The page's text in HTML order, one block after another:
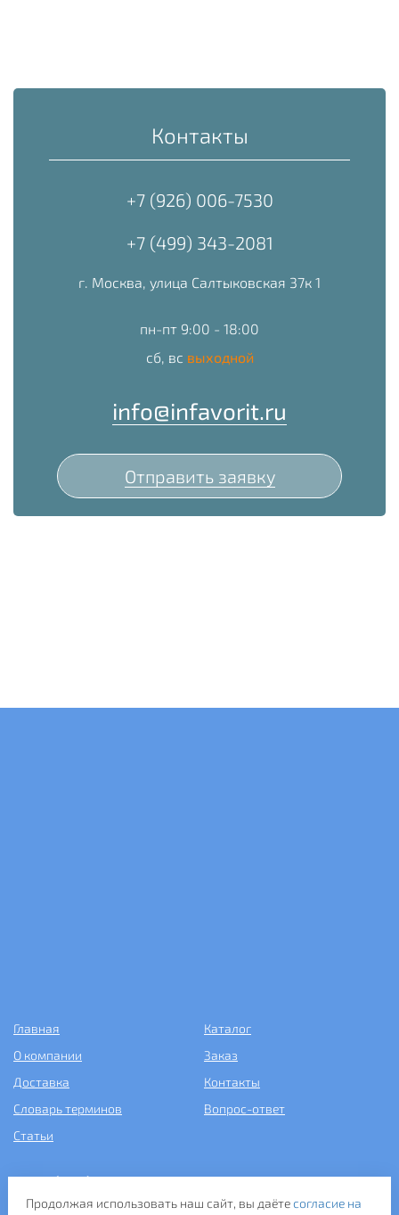
Контакты
+7 (926) 006-7530
+7 (499) 343-2081
г. Москва, улица Салтыковская 37к 1
пн-пт 9:00 - 18:00
сб, вс выходной
info@infavorit.ru
Отправить заявку
Главная
Каталог
О компании
Заказ
Доставка
Контакты
Словарь терминов
Вопрос-ответ
Статьи
+7 (499) 343-2081
Продолжая использовать наш сайт, вы даётесогласие на